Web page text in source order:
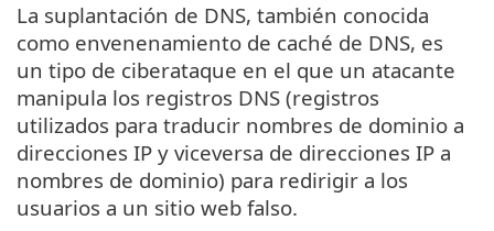
La suplantación de DNS, también conocida
como envenenamiento de caché de DNS, es
un tipo de ciberataque en el que un atacante
manipula los registros DNS (registros
utilizados para traducir nombres de dominio a
direcciones IP y viceversa de direcciones IP a
nombres de dominio) para redirigir a los
usuarios a un sitio web falso.